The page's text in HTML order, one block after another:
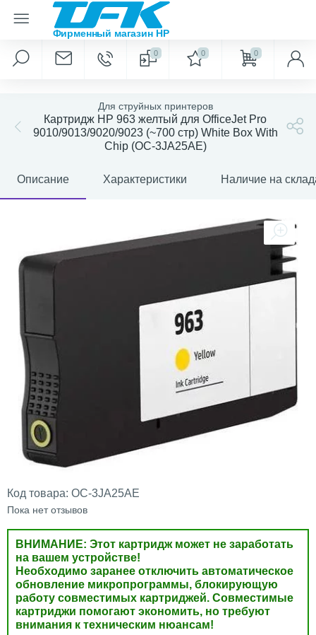
0 0 0
Для струйных принтеров
Картридж HP 963 желтый для OfficeJet Pro
9010/9013/9020/9023 (~700 стр) White Box With
Chip (OC-3JA25AE)
Описание Характеристики Наличие на
Код товара: OC-3JA25AE
Пока нет отзывов
ВНИМАНИЕ: Этот картридж может не заработать
на вашем устройстве!
Необходимо заранее отключить автоматическое
обновление микропрограммы, блокирующую
работу совместимых картриджей. Совместимые
картриджи помогают экономить, но требуют
внимания к техническим нюансам!